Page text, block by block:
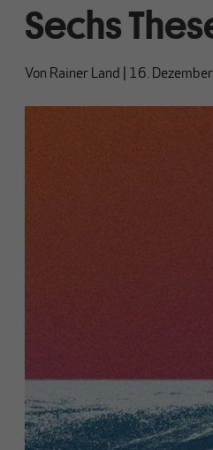
Sechs
Von Rainer Land 16.